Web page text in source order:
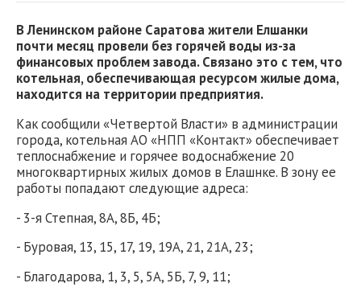
В Ленинском районе Саратова жители Елшанки
почти месяц провели без горячей воды из-за
финансовых проблем завода. Связано это с тем, что
котельная, обеспечивающая ресурсом жилые дома,
находится на территории предприятия.
Как сообщили «Четвертой Власти» в администрации
города, котельная АО «НПП «Контакт» обеспечивает
теплоснабжение и горячее водоснабжение 20
многоквартирных жилых домов в Елашнке. В зону ее
работы попадают следующие адреса:
- 3-я Степная, 8А, 8Б, 4Б;
- Буровая, 13, 15, 17, 19, 19А, 21, 21А, 23;
- Благодарова, 1, 3, 5, 5А, 5Б, 7, 9, 11;